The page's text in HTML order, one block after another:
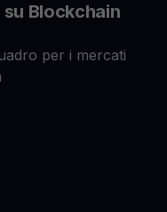
Blockchain
per i mercati